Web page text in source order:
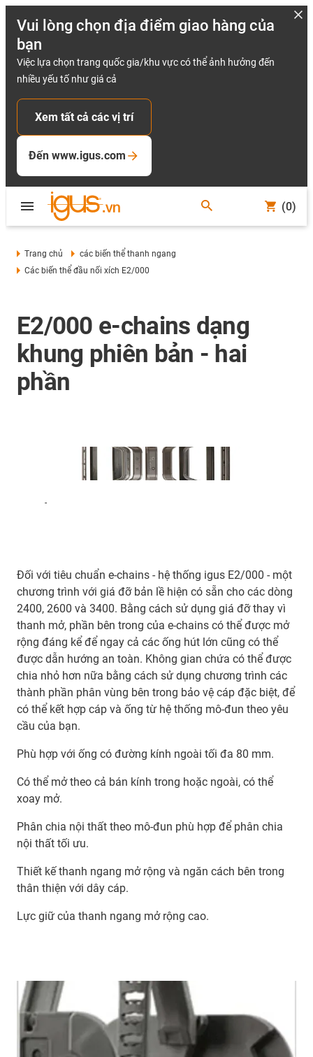
Vui lòng chọn địa điểm giao hàng của
bạn
Việc lựa chọn trang quốc gia/khu vực có thể ảnh hưởng đến
nhiều yếu tố như giá cả
Xem tất cả các vị trí
Đến www.igus.com
(0)
Trang chủ
các biến thể thanh ngang
Các biến thể đầu nối xích E2/000
E2/000 e-chains dạng
khung phiên bản - hai
phần
-
Đối với tiêu chuẩn e-chains - hệ thống igus E2/000 - một
chương trình với giá đỡ bản lề hiện có sẵn cho các dòng
2400, 2600 và 3400. Bằng cách sử dụng giá đỡ thay vì
thanh mở, phần bên trong của e-chains có thể được mở
rộng đáng kể để ngay cả các ống hút lớn cũng có thể
được dẫn hướng an toàn. Không gian chứa có thể được
chia nhỏ hơn nữa bằng cách sử dụng chương trình các
thành phần phân vùng bên trong bảo vệ cáp đặc biệt, để
có thể kết hợp cáp và ống từ hệ thống mô-đun theo yêu
cầu của bạn.
Phù hợp với ống có đường kính ngoài tối đa 80 mm.
Có thể mở theo cả bán kính trong hoặc ngoài, có thể
xoay mở.
Phân chia nội thất theo mô-đun phù hợp để phân chia
nội thất tối ưu.
Thiết kế thanh ngang mở rộng và ngăn cách bên trong
thân thiện với dây cáp.
Lực giữ của thanh ngang mở rộng cao.